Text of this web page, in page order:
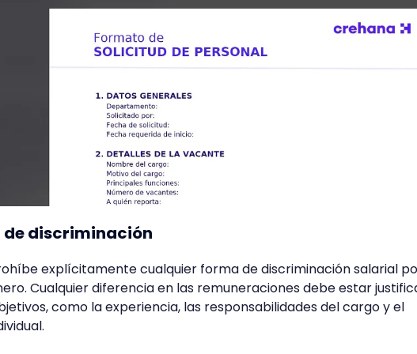
de discriminación
explícitamente cualquier forma de discriminación salarial
Cualquier diferencia en las remuneraciones debe estar
como la experiencia, las responsabilidades del cargo y el